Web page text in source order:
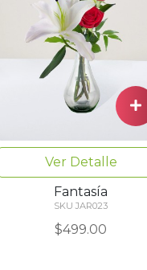
Ver Detalle
Fantasía
SKU JAR023
$499.00